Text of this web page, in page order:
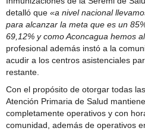
detalló que «a nivel nacional
para alcanzar la meta que es un
69,12% y como Aconcagua hemos
profesional además instó a la
acudir a los centros asistenciales
restante.
Con el propósito de otorgar todas
Atención Primaria de Salud
completamente operativos y con
comunidad, además de operativos